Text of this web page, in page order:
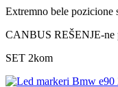
Extremno bele
CANBUS REŠENJE-ne
SET 2kom